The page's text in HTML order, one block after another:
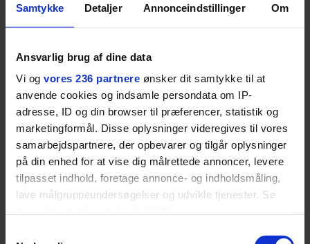
Samtykke Detaljer Annonceindstillinger Om
Ansvarlig brug af dine data
Vi og vores 236 partnere ønsker dit samtykke til at
anvende cookies og indsamle persondata om IP-
adresse, ID og din browser til præferencer, statistik og
marketingformål. Disse oplysninger videregives til vores
samarbejdspartnere, der opbevarer og tilgår oplysninger
på din enhed for at vise dig målrettede annoncer, levere
tilpasset indhold, foretage annonce- og indholdsmåling,
lave målgruppeundersøgelser og udvikle tjenester. Se
LIVSSTIL
Dua Lipa har
banen
Fra BOSS OPEN i Stuttgart til det kommende partnerskab
med Australian Open cementerer BOSS sin position i
krydsfeltet mellem tennis, performance og moderne
livsstil.